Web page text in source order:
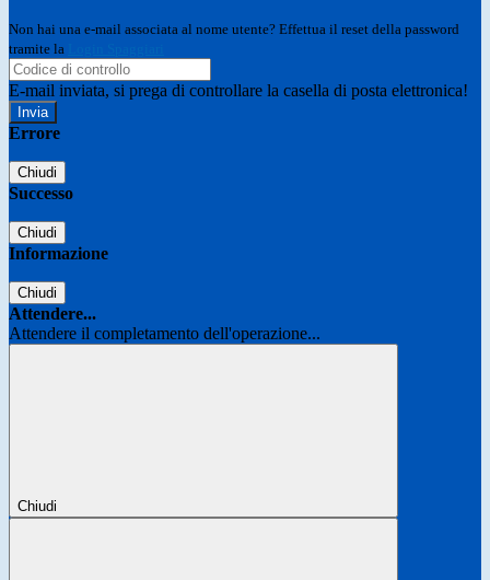
Non hai una e-mail associata al nome utente? Effettua il reset della password
tramite la
E-mail inviata, si prega di controllare la casella di posta elettronica!
Errore
Chiudi
Successo
Chiudi
Informazione
Chiudi
Attendere...
Attendere il completamento dell'operazione...
Chiudi